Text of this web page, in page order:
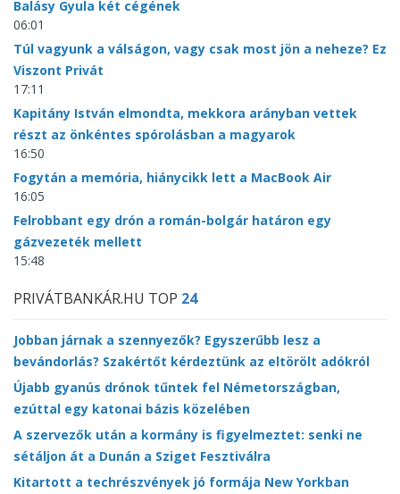
Balásy Gyula két cégének
06:01
Túl vagyunk a válságon, vagy csak most jön a neheze? Ez
Viszont Privát
17:11
Kapitány István elmondta, mekkora arányban vettek
részt az önkéntes spórolásban a magyarok
16:50
Fogytán a memória, hiánycikk lett a MacBook Air
16:05
Felrobbant egy drón a román-bolgár határon egy
gázvezeték mellett
15:48
PRIVÁTBANKÁR.HU TOP 24
Jobban járnak a szennyezők? Egyszerűbb lesz a
bevándorlás? Szakértőt kérdeztünk az eltörölt adókról
Újabb gyanús drónok tűntek fel Németországban,
ezúttal egy katonai bázis közelében
A szervezők után a kormány is figyelmeztet: senki ne
sétáljon át a Dunán a Sziget Fesztiválra
Kitartott a techrészvények jó formája New Yorkban